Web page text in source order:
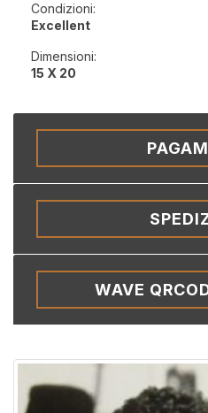
Condizioni:
Excellent
Dimensioni:
15 X 20
WAVE